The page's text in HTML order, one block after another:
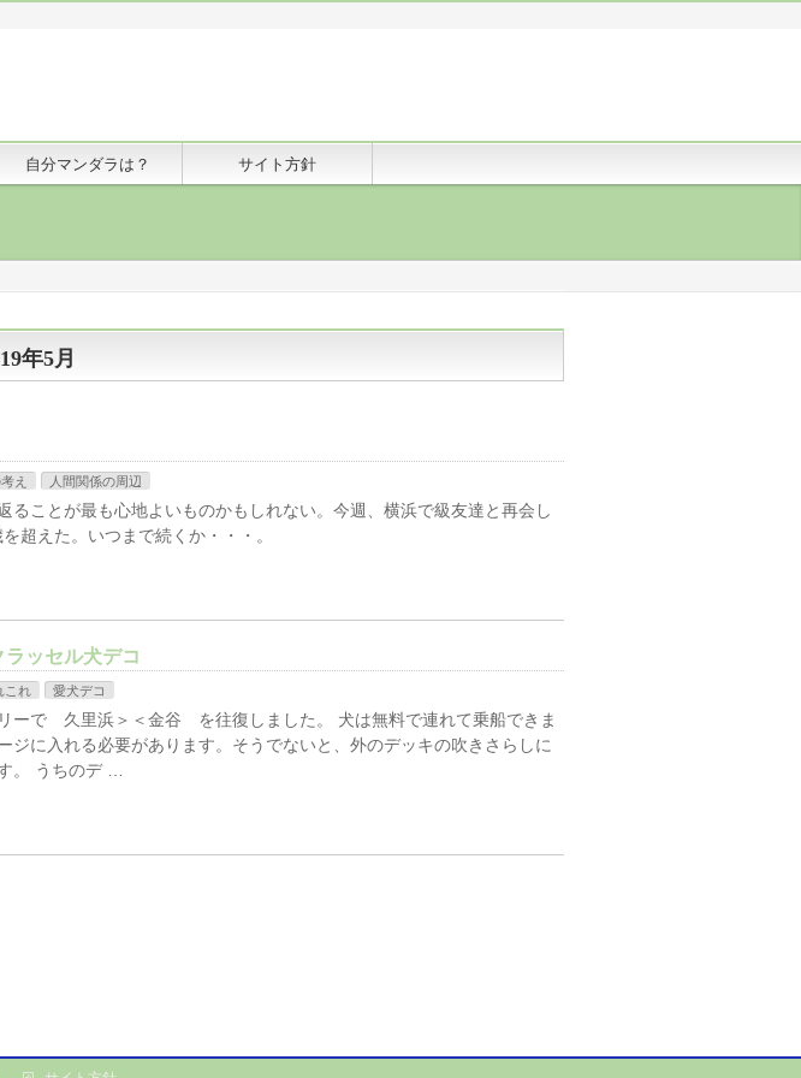
自分マンダラは？ サイト方針
年5月
え 人間関係の周辺
ることが最も心地よいものかもしれない。今週、横浜で級友達と再会し
超えた。いつまで続くか・・・。
ッセル犬デコ
これ 愛犬デコ
ーで 久里浜＞＜金谷 を往復しました。 犬は無料で連れて乗船できま
ジに入れる必要があります。そうでないと、外のデッキの吹きさらしに
。 うちのデ …